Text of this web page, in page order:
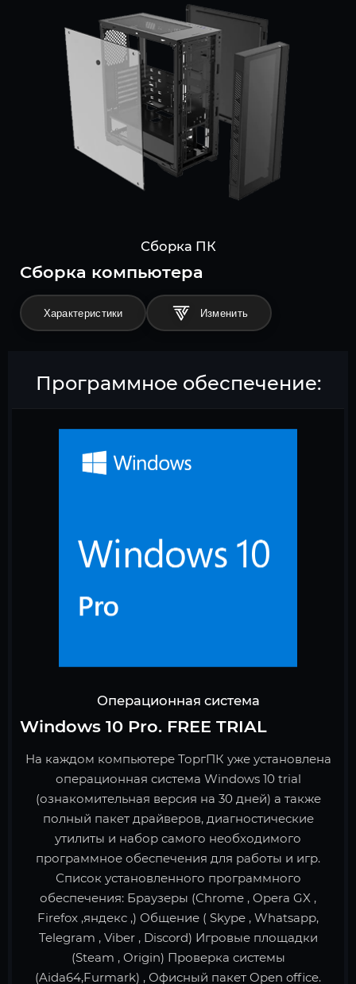
Сборка ПК
Cборка компьютера
Характеристики
Программное обеспечение:
Операционная система
Windows 10 Pro. FREE TRIAL
На каждом компьютере ТоргПК уже установлена
операционная система Windows 10 trial
(ознакомительная версия на 30 дней) а также
полный пакет драйверов, диагностические
утилиты и набор самого необходимого
программное обеспечения для работы и игр.
Список установленного программного
обеспечения: Браузеры (Chrome , Opera GX ,
Firefox ,яндекс ,) Общение ( Skype , Whatsapp,
Telegram , Viber , Discord) Игровые площадки
(Steam , Origin) Проверка системы
(Aida64,Furmark) , Офисный пакет Open office.